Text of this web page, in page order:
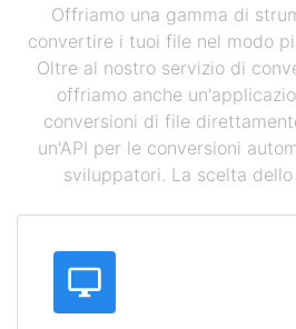
Offriamo una gamma di
convertire i tuoi file nel modo
Oltre al nostro servizio di
offriamo anche
conversioni di file
un'API per le conversioni
sviluppatori. La scelta